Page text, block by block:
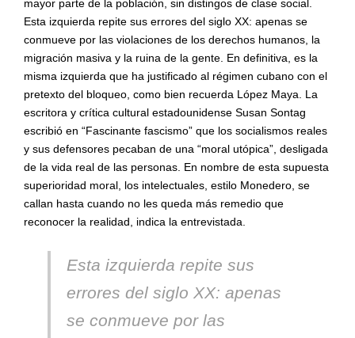
mayor parte de la población, sin distingos de clase social.
Esta izquierda repite sus errores del siglo XX: apenas se
conmueve por las violaciones de los derechos humanos, la
migración masiva y la ruina de la gente. En definitiva, es la
misma izquierda que ha justificado al régimen cubano con el
pretexto del bloqueo, como bien recuerda López Maya. La
escritora y crítica cultural estadounidense Susan Sontag
escribió en “Fascinante fascismo” que los socialismos reales
y sus defensores pecaban de una “moral utópica”, desligada
de la vida real de las personas. En nombre de esta supuesta
superioridad moral, los intelectuales, estilo Monedero, se
callan hasta cuando no les queda más remedio que
reconocer la realidad, indica la entrevistada.
Esta izquierda repite sus
errores del siglo XX: apenas
se conmueve por las